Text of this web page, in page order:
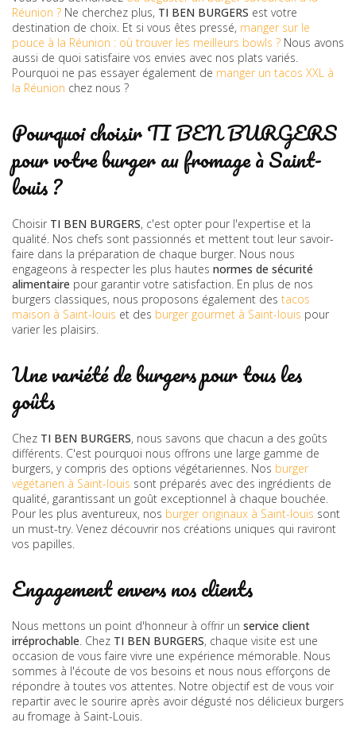
Réunion ? Ne cherchez plus, TI BEN BURGERS est votre
destination de choix. Et si vous êtes pressé, manger sur le
pouce à la Réunion : où trouver les meilleurs bowls ? Nous avons
aussi de quoi satisfaire vos envies avec nos plats variés.
Pourquoi ne pas essayer également de manger un tacos XXL à
la Réunion chez nous ?
Pourquoi choisir TI BEN BURGERS
pour votre burger au fromage à Saint-
louis ?
Choisir TI BEN BURGERS, c'est opter pour l'expertise et la
qualité. Nos chefs sont passionnés et mettent tout leur savoir-
faire dans la préparation de chaque burger. Nous nous
engageons à respecter les plus hautes normes de sécurité
alimentaire pour garantir votre satisfaction. En plus de nos
burgers classiques, nous proposons également des tacos
maison à Saint-louis et des burger gourmet à Saint-louis pour
varier les plaisirs.
Une variété de burgers pour tous les
goûts
Chez TI BEN BURGERS, nous savons que chacun a des goûts
différents. C'est pourquoi nous offrons une large gamme de
burgers, y compris des options végétariennes. Nos burger
végétarien à Saint-louis sont préparés avec des ingrédients de
qualité, garantissant un goût exceptionnel à chaque bouchée.
Pour les plus aventureux, nos burger originaux à Saint-louis sont
un must-try. Venez découvrir nos créations uniques qui raviront
vos papilles.
Engagement envers nos clients
Nous mettons un point d'honneur à offrir un service client
irréprochable. Chez TI BEN BURGERS, chaque visite est une
occasion de vous faire vivre une expérience mémorable. Nous
sommes à l'écoute de vos besoins et nous nous efforçons de
répondre à toutes vos attentes. Notre objectif est de vous voir
repartir avec le sourire après avoir dégusté nos délicieux burgers
au fromage à Saint-Louis.